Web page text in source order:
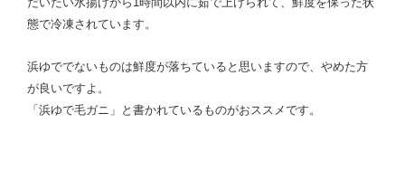
態で冷凍されています。
浜ゆででないものは鮮度が落ちていると思いますので、やめた方
が良いですよ。
「浜ゆで毛ガニ」と書かれているものがおススメです。